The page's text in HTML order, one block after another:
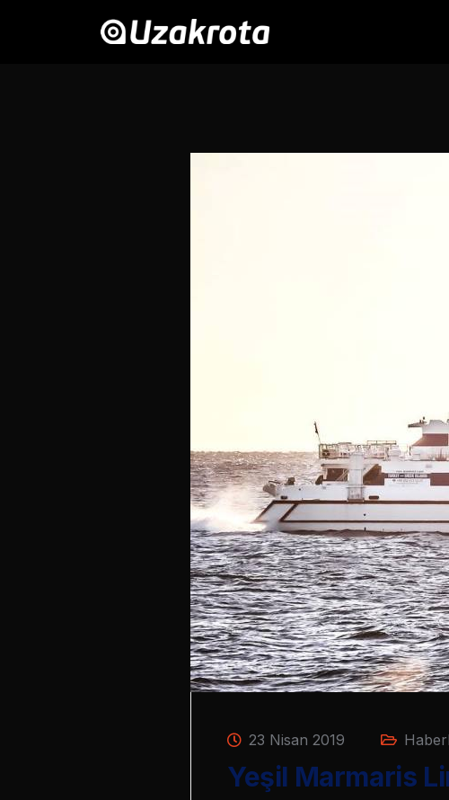
23 Nisan 2019
Yeşil Marmaris